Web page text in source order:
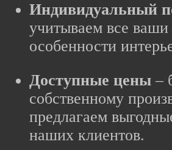
Индивидуальный
учитываем все
особенности
Доступные цены –
собственному
предлагаем
наших клиентов.